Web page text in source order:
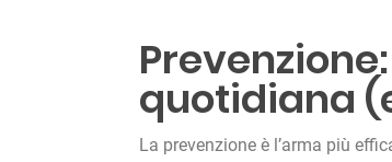
quotidiana
La prevenzione è l’arma più